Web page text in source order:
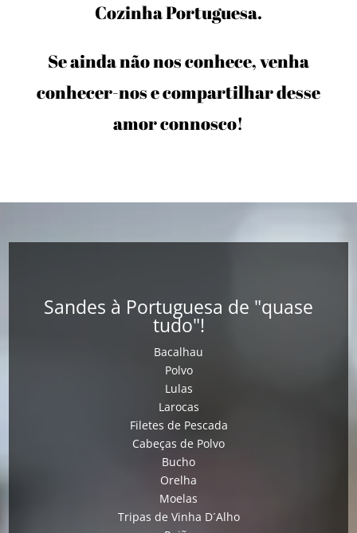
Cozinha Portuguesa.
Se ainda não nos conhece, venha
conhecer-nos e compartilhar desse
amor connosco!
Sandes à Portuguesa de "quase
tudo"!
Bacalhau
Polvo
Lulas
Larocas
Filetes de Pescada
Cabeças de Polvo
Bucho
Orelha
Moelas
Tripas de Vinha D´Alho